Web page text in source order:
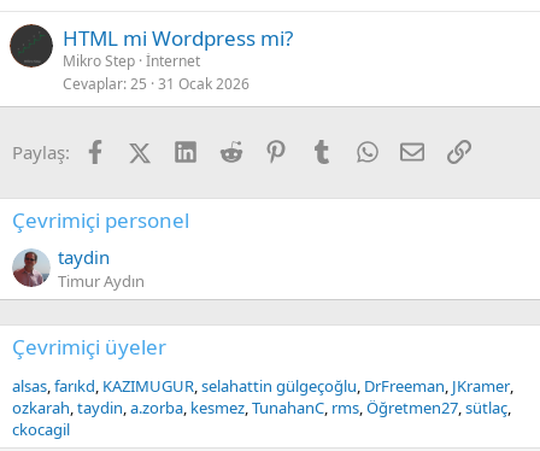
HTML mi Wordpress mi?
Mikro Step İnternet
Cevaplar 25 31 Ocak 2026
Paylaş: FacebookX (Twitter)
LinkedIn
Reddit PinterestTumblrWhatsApp
E-postaLink
Çevrimiçi personel
taydin
Timur Aydın
Çevrimiçi üyeler
alsas farıkd KAZIMUGUR selahattin gülgeçoğlu DrFreeman JKramer
ozkarah taydin a.zorba kesmez TunahanC rms Öğretmen27 sütlaç
ckocagil